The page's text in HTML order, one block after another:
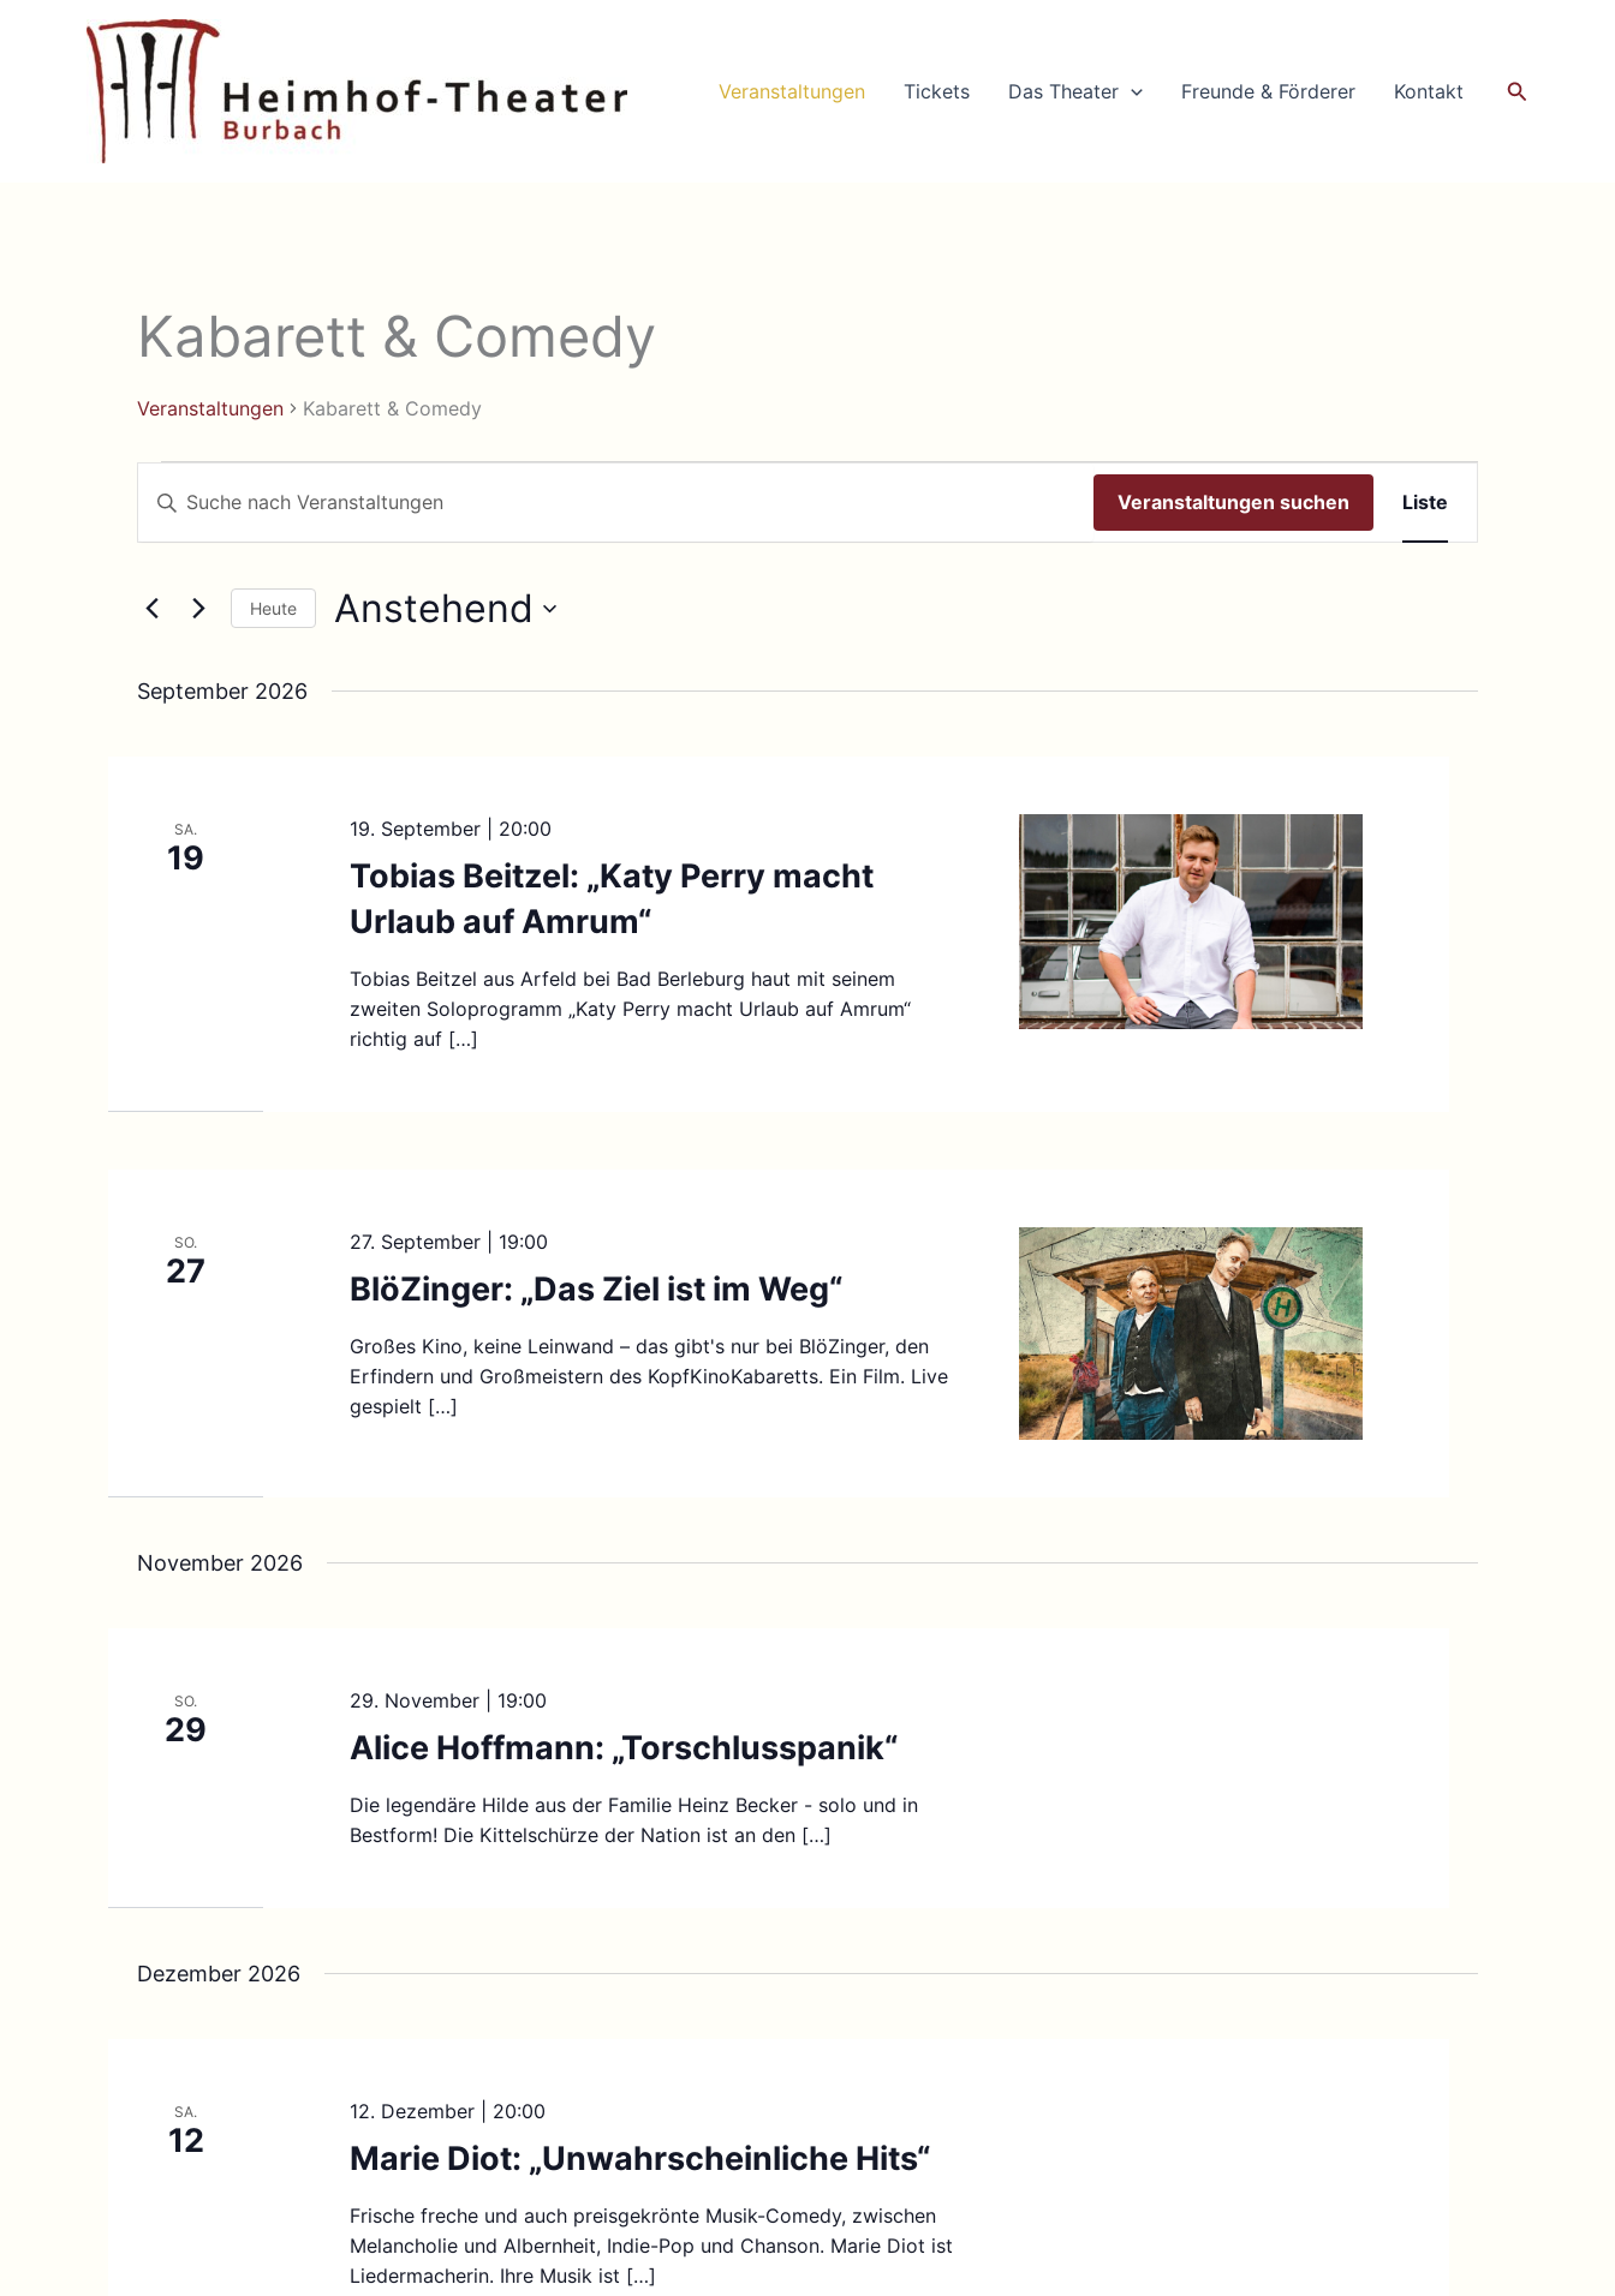
Veranstaltungen Tickets Das Theater Freunde & Förderer Kontakt Suchen
Kabarett & Comedy
Veranstaltungen Kabarett & Comedy
Suche
und
Navigation
Schlüsselwort
Veranstaltungen
Schlüsselwort.
Veranstaltungen suchen
Ansichten-
Navigation
Liste
Heute Anstehend
September 2026
SA.
19
Tobias Beitzel: „Katy Perry macht
Urlaub auf Amrum“
19. September | 20:00
Tobias Beitzel aus Arfeld bei Bad Berleburg haut mit seinem
zweiten Soloprogramm „Katy Perry macht Urlaub auf Amrum“
richtig auf […]
SO.
27 BlöZinger: „Das Ziel ist im Weg“
27. September | 19:00
Großes Kino, keine Leinwand – das gibt's nur bei BlöZinger, den
Erfindern und Großmeistern des KopfKinoKabaretts. Ein Film. Live
gespielt […]
November 2026
SO.
29 Alice Hoffmann: „Torschlusspanik“
29. November | 19:00
Die legendäre Hilde aus der Familie Heinz Becker - solo und in
Bestform! Die Kittelschürze der Nation ist an den […]
Dezember 2026
SA.
12 Marie Diot: „Unwahrscheinliche Hits“
12. Dezember | 20:00
Frische freche und auch preisgekrönte Musik-Comedy, zwischen
Melancholie und Albernheit, Indie-Pop und Chanson. Marie Diot ist
Liedermacherin. Ihre Musik ist […]